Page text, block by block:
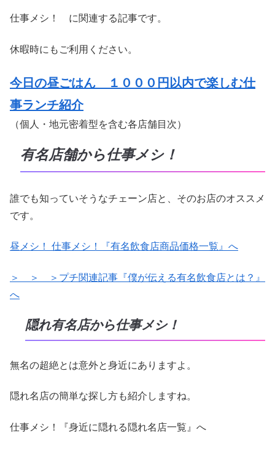
仕事メシ！ に関連する記事です。
休暇時にもご利用ください。
今日の昼ごはん １０００円以内で楽しむ仕
事ランチ紹介
（個人・地元密着型を含む各店舗目次）
有名店舗から仕事メシ！
誰でも知っていそうなチェーン店と、そのお店のオススメ
です。
昼メシ！ 仕事メシ！『有名飲食店商品価格一覧』へ
＞ ＞ ＞プチ関連記事『僕が伝える有名飲食店とは？』
へ
隠れ有名店から仕事メシ！
無名の超絶とは意外と身近にありますよ。
隠れ名店の簡単な探し方も紹介しますね。
仕事メシ！『身近に隠れる隠れ名店一覧』へ